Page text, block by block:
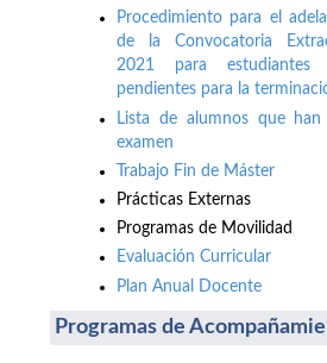
Procedimiento para el
de la Convocatoria
2021 para
pendientes para la
Lista de alumnos que
examen
Trabajo Fin de Máster
Prácticas Externas
Programas de Movilidad
Evaluación Curricular
Plan Anual Docente
Programas de